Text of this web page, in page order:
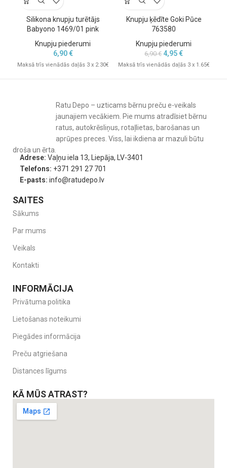
Silikona knupju turētājs
Babyono 1469/01 pink
Knupju piederumi
6,90€
Maksā trīs vienādās daļās 3 x 2.30€
Knupju ķēdīte Goki Pūce
763580
Knupju piederumi
6,90€ 4,95€
Maksā trīs vienādās daļās 3 x 1.65€
Ratu Depo – uzticams bērnu preču e-veikals
jaunajiem vecākiem. Pie mums atradīsiet bērnu
ratus, autokrēsliņus, rotaļlietas, barošanas un
aprūpes preces. Viss, lai ikdiena ar mazuli būtu
droša un ērta.
Adrese: Vaļņu iela 13, Liepāja, LV-3401
Telefons: +371 291 27 701
E-pasts: info@ratudepo.lv
SAITES
Sākums
Par mums
Veikals
Kontakti
INFORMĀCIJA
Privātuma politika
Lietošanas noteikumi
Piegādes informācija
Preču atgriešana
Distances līgums
KĀ MŪS ATRAST?